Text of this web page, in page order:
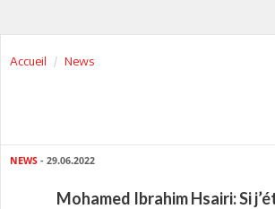
Accueil News
NEWS - 29.06.2022
Mohamed Ibrahim Hsairi: Si